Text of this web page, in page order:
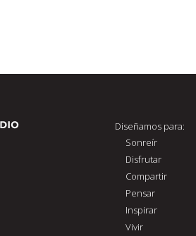
Diseñamos para:
Sonreír
Disfrutar
Compartir
Pensar
Inspirar
Vivir